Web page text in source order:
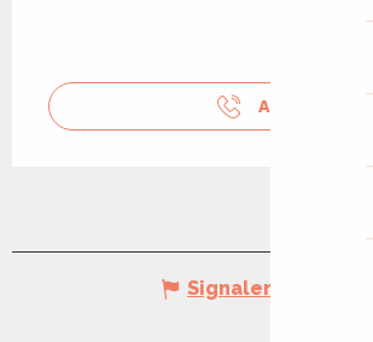
APPELER
Signaler une erreur